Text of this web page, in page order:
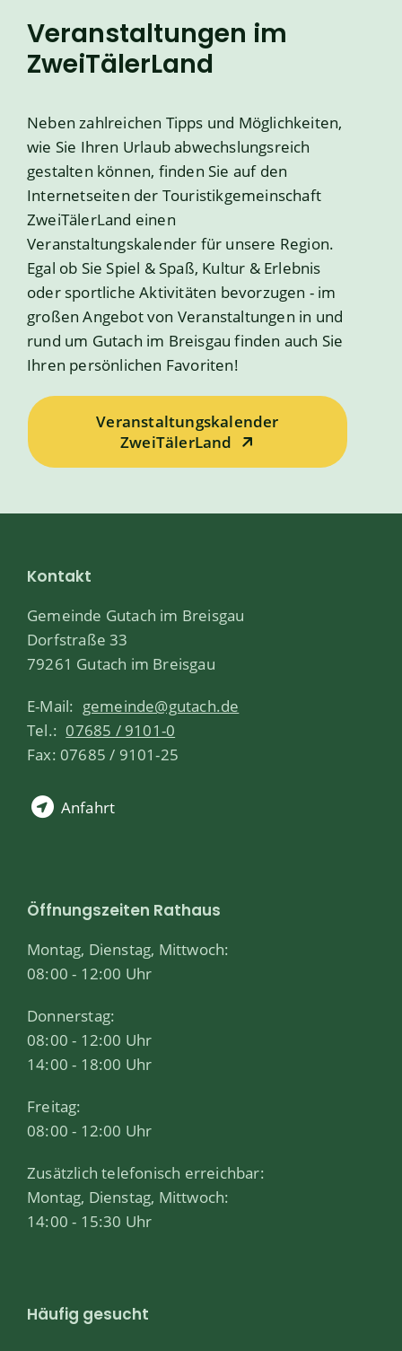
Veranstaltungen im
ZweiTälerLand
Neben zahlreichen Tipps und Möglichkeiten,
wie Sie Ihren Urlaub abwechslungsreich
gestalten können, finden Sie auf den
Internetseiten der Touristikgemeinschaft
ZweiTälerLand einen
Veranstaltungskalender für unsere Region.
Egal ob Sie Spiel & Spaß, Kultur & Erlebnis
oder sportliche Aktivitäten bevorzugen - im
großen Angebot von Veranstaltungen in und
rund um Gutach im Breisgau finden auch Sie
Ihren persönlichen Favoriten!
Veranstaltungskalender
ZweiTälerLand
Kontakt
Gemeinde Gutach im Breisgau
Dorfstraße 33
79261 Gutach im Breisgau
E-Mail: gemeinde@gutach.de
Tel.: 07685 / 9101-0
Fax: 07685 / 9101-25
Anfahrt
Öffnungszeiten Rathaus
Montag, Dienstag, Mittwoch:
08:00 - 12:00 Uhr
Donnerstag:
08:00 - 12:00 Uhr
14:00 - 18:00 Uhr
Freitag:
08:00 - 12:00 Uhr
Zusätzlich telefonisch erreichbar:
Montag, Dienstag, Mittwoch:
14:00 - 15:30 Uhr
Häufig gesucht